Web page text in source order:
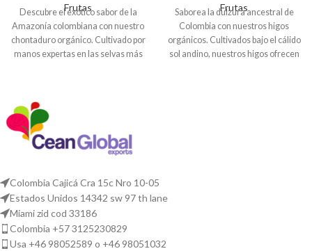
Frutas
Descubre el exótico sabor de la
Amazonía colombiana con nuestro
chontaduro orgánico. Cultivado por
manos expertas en las selvas más
ligeramente ácido. Garantizamos
un suministro constante de
chontaduro fresco y de la más alta
calidad. ¡Ofrece a tus clientes una
certificado y sostenible! El
chontaduro colombiano es mucho
de la selva amazónica en cada
bocado.
Frutas
Saborea la dulzura ancestral de
Colombia con nuestros higos
orgánicos. Cultivados bajo el cálido
sol andino, nuestros higos ofrecen
Colombia Cajicá Cra 15c Nro 10-05
Estados Unidos 14342 sw 97 th lane
Miami zid cod 33186
Colombia +57 3125230829
Usa +46 98052589 o +46 98051032